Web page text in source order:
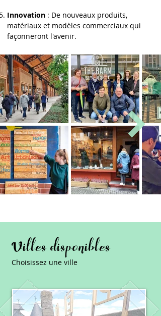
Innovation : De nouveaux produits,
matériaux et modèles commerciaux qui
façonneront l'avenir.
Villes disponibles
Choisissez une ville